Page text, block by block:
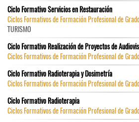
Ciclo Formativo Servicios en Restauración
Ciclos Formativos de Formación Profesional de
TURISMO
Ciclo Formativo Realización de Proyectos de
Ciclos Formativos de Formación Profesional de
Ciclo Formativo Radioterapia y Dosimetría
Ciclos Formativos de Formación Profesional de
Ciclo Formativo Radioterapia
Ciclos Formativos de Formación Profesional de